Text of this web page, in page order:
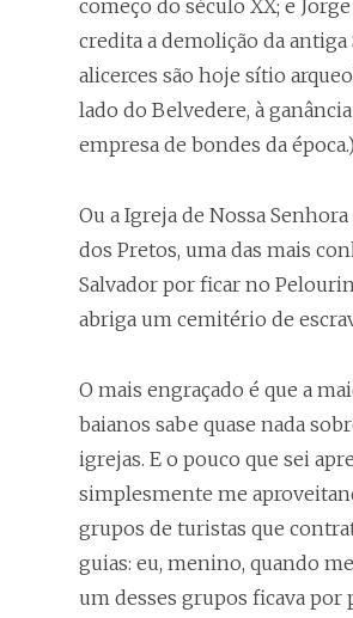
começo do século XX; e
credita a demolição da antiga
alicerces são hoje sítio
lado do Belvedere, à
empresa de bondes da época.)
Ou a Igreja de Nossa
dos Pretos, uma das mais
Salvador por ficar no
abriga um cemitério de
O mais engraçado é que a
baianos sabe quase nada
igrejas. E o pouco que sei
simplesmente me
grupos de turistas que
guias: eu, menino, quando
um desses grupos ficava por